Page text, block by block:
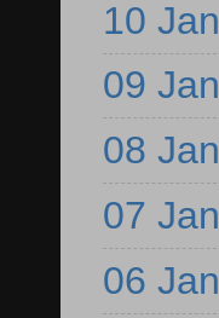
10 Jan
09 Jan
08 Jan
07 Jan
06 Jan